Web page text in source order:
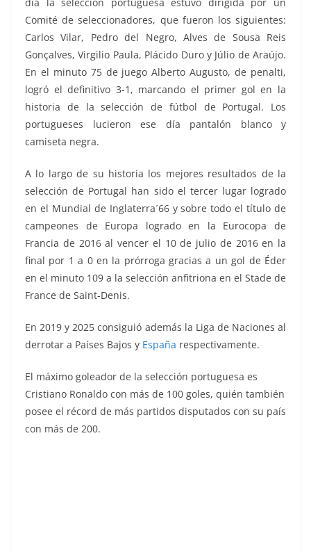
Comité de seleccionadores, que fueron los siguientes:
Carlos Vilar, Pedro del Negro, Alves de Sousa Reis
Gonçalves, Virgilio Paula, Plácido Duro y Júlio de Araújo.
En el minuto 75 de juego Alberto Augusto, de penalti,
logró el definitivo 3-1, marcando el primer gol en la
historia de la selección de fútbol de Portugal. Los
portugueses lucieron ese día pantalón blanco y
camiseta negra.
A lo largo de su historia los mejores resultados de la
selección de Portugal han sido el tercer lugar logrado
en el Mundial de Inglaterra´66 y sobre todo el título de
campeones de Europa logrado en la Eurocopa de
Francia de 2016 al vencer el 10 de julio de 2016 en la
final por 1 a 0 en la prórroga gracias a un gol de Éder
en el minuto 109 a la selección anfitriona en el Stade de
France de Saint-Denis.
En 2019 y 2025 consiguió además la Liga de Naciones al
derrotar a Países Bajos y España respectivamente.
El máximo goleador de la selección portuguesa es
Cristiano Ronaldo con más de 100 goles, quién también
posee el récord de más partidos disputados con su país
con más de 200.